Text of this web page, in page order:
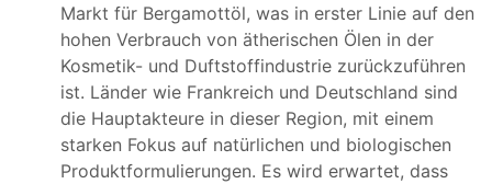
Markt für Bergamottöl, was in erster Linie auf den
hohen Verbrauch von ätherischen Ölen in der
Kosmetik- und Duftstoffindustrie zurückzuführen
ist. Länder wie Frankreich und Deutschland sind
die Hauptakteure in dieser Region, mit einem
starken Fokus auf natürlichen und biologischen
Produktformulierungen. Es wird erwartet, dass